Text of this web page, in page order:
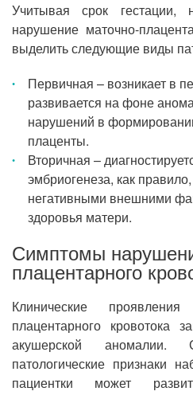
Учитывая срок гестации,
нарушение маточно-
выделить следующие виды
Первичная – возникает в
развивается на фоне
нарушений в
плаценты.
Вторичная –
эмбриогенеза, как
негативными внешними
здоровья матери.
Симптомы
плацентарного
Клинические
плацентарного кровотока
акушерской
патологические признаки
пациентки может